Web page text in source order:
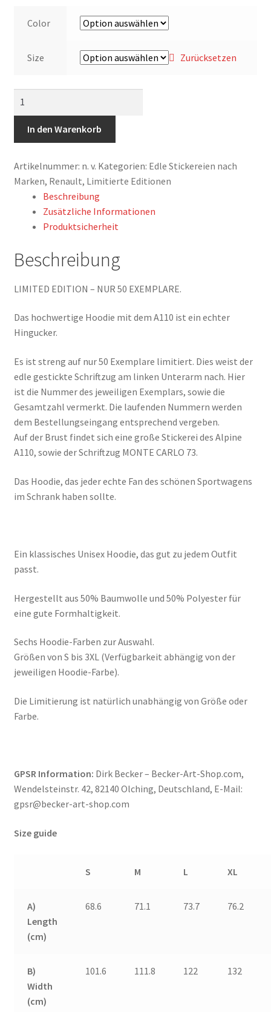
Color
Size Zurücksetzen
Hoodie,
nur
Exemplare,
Renault
Alpine
A110,
Vorderseite
Ärmel
bestickt
In den Warenkorb
Artikelnummer: n. v. Kategorien: Edle Stickereien nach
Marken, Renault, Limitierte Editionen
Beschreibung
Zusätzliche Informationen
Produktsicherheit
Beschreibung
LIMITED EDITION – NUR 50 EXEMPLARE.
Das hochwertige Hoodie mit dem A110 ist ein echter
Hingucker.
Es ist streng auf nur 50 Exemplare limitiert. Dies weist der
edle gestickte Schriftzug am linken Unterarm nach. Hier
ist die Nummer des jeweiligen Exemplars, sowie die
Gesamtzahl vermerkt. Die laufenden Nummern werden
dem Bestellungseingang entsprechend vergeben.
Auf der Brust findet sich eine große Stickerei des Alpine
A110, sowie der Schriftzug MONTE CARLO 73.
Das Hoodie, das jeder echte Fan des schönen Sportwagens
im Schrank haben sollte.
Ein klassisches Unisex Hoodie, das gut zu jedem Outfit
passt.
Hergestellt aus 50% Baumwolle und 50% Polyester für
eine gute Formhaltigkeit.
Sechs Hoodie-Farben zur Auswahl.
Größen von S bis 3XL (Verfügbarkeit abhängig von der
jeweiligen Hoodie-Farbe).
Die Limitierung ist natürlich unabhängig von Größe oder
Farbe.
GPSR Information: Dirk Becker – Becker-Art-Shop.com,
Wendelsteinstr. 42, 82140 Olching, Deutschland, E-Mail:
gpsr@becker-art-shop.com
Size guide
S M L XL
A)
Length
(cm)
68.6 71.1 73.7 76.2
B)
Width
(cm)
101.6 111.8 122 132